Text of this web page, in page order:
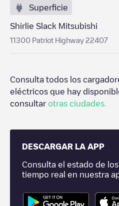
Superficie
Shirlie Slack Mitsubishi
11300 Patriot Highway 22407
Consulta todos los
eléctricos que hay
consultarotras ciudades.
DESCARGAR LA APP
Consulta el estado de
tiempo real en nuestra